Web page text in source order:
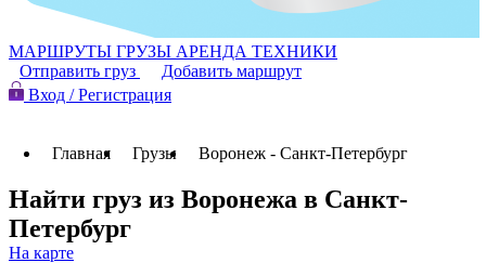
МАРШРУТЫ ГРУЗЫ АРЕНДА ТЕХНИКИ
Отправить груз
Добавить маршрут
Вход / Регистрация
Главная Грузы Воронеж - Санкт-Петербург
Найти груз из Воронежа в Санкт-
Петербург
На карте